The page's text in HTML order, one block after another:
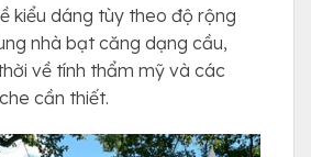
kiểu dáng tùy theo độ rộng
nhà bạt căng dạng cầu,
về tính thẩm mỹ và các
cần thiết.